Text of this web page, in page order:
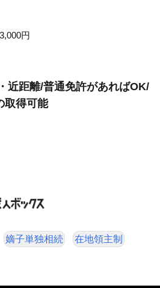
円
近距離/普通免許があればOK/
取得可能
嫡子単独相続 在地領主制